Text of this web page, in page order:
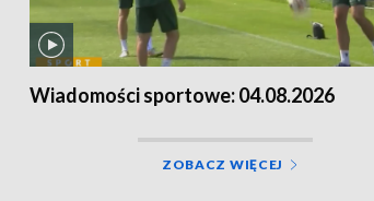
Wiadomości sportowe: 04.08.2026
ZOBACZ WIĘCEJ